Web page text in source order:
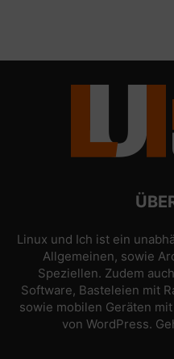
Linux und Ich ist ein
Allgemeinen, sowie
Speziellen. Zudem
Software, Basteleien mit
sowie mobilen Geräten
von WordPress.